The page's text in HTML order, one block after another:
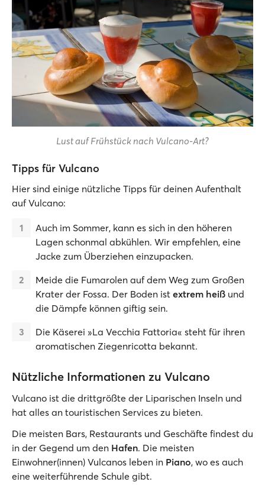
Lust auf Frühstück nach Vulcano-Art?
Tipps für Vulcano
Hier sind einige nützliche Tipps für deinen Aufenthalt
auf Vulcano:
Auch im Sommer, kann es sich in den höheren
Lagen schonmal abkühlen. Wir empfehlen, eine
Jacke zum Überziehen einzupacken.
Meide die Fumarolen auf dem Weg zum Großen
Krater der Fossa. Der Boden ist extrem heiß und
die Dämpfe können giftig sein.
Die Käserei »La Vecchia Fattoria« steht für ihren
aromatischen Ziegenricotta bekannt.
Nützliche Informationen zu Vulcano
Vulcano ist die drittgrößte der Liparischen Inseln und
hat alles an touristischen Services zu bieten.
Die meisten Bars, Restaurants und Geschäfte findest du
in der Gegend um den Hafen. Die meisten
Einwohner(innen) Vulcanos leben in Piano, wo es auch
eine weiterführende Schule gibt.